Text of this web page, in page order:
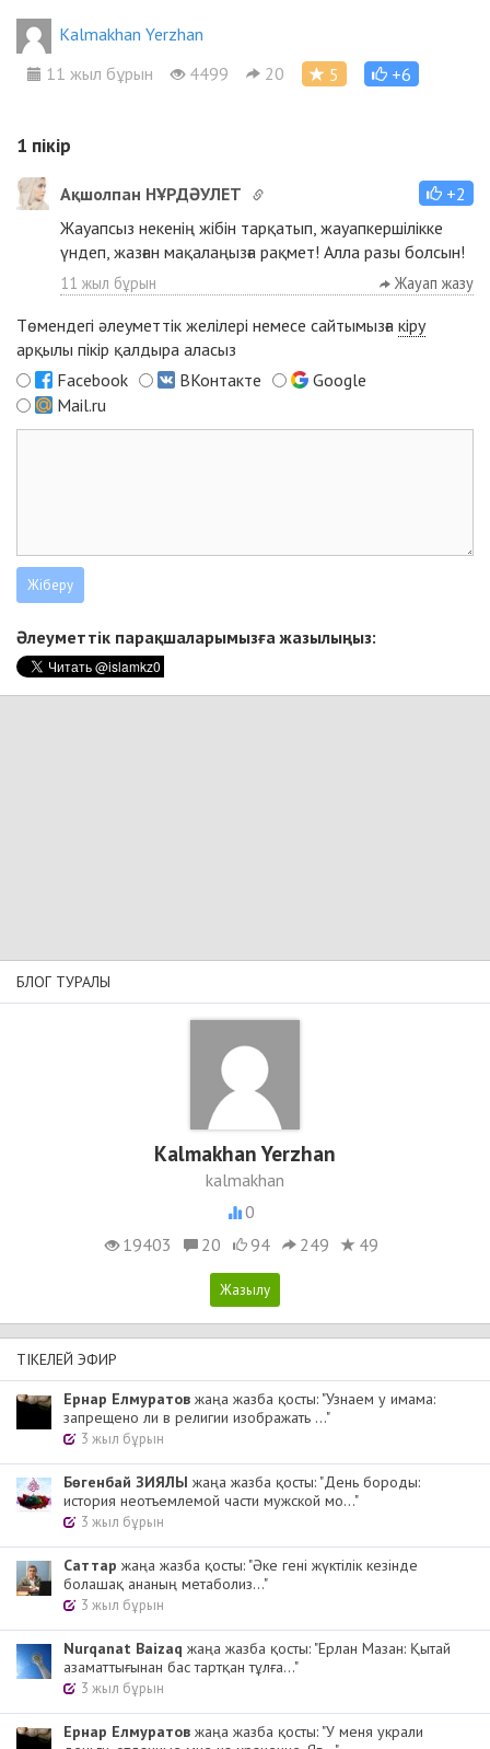
Kalmakhan Yerzhan
11 жыл бұрын
4499 20 5 +6
1 пікір
Ақшолпан НҰРДӘУЛЕТ
+2
Жауапсыз некенің жібін тарқатып, жауапкершілікке
үндеп, жазған мақалаңызға рақмет! Алла разы болсын!
11 жыл бұрын Жауап жазу
Төмендегі әлеуметтік желілері немесе сайтымызға кіру
арқылы пікір қалдыра аласыз
Facebook
ВКонтакте
Google
Mail.ru
Әлеуметтік парақшаларымызға жазылыңыз:
БЛОГ ТУРАЛЫ
Kalmakhan Yerzhan
kalmakhan
0
19403
20 94 249 49
ТІКЕЛЕЙ ЭФИР
Ернар Елмуратов жаңа жазба қосты: "Узнаем у имама:
запрещено ли в религии изображать ..."
3 жыл бұрын
Бөгенбай ЗИЯЛЫ жаңа жазба қосты: "День бороды:
история неотъемлемой части мужской мо..."
3 жыл бұрын
Cаттар жаңа жазба қосты: "Әке гені жүктілік кезінде
болашақ ананың метаболиз..."
3 жыл бұрын
Nurqanat Baizaq жаңа жазба қосты: "Ерлан Мазан: Қытай
азаматтығынан бас тартқан тұлға..."
3 жыл бұрын
Ернар Елмуратов жаңа жазба қосты: "У меня украли